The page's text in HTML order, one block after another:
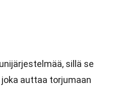
sillä se
auttaa torjumaan